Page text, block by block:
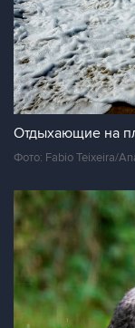
Отдыхающие на
Фото: Fabio Teixeira/